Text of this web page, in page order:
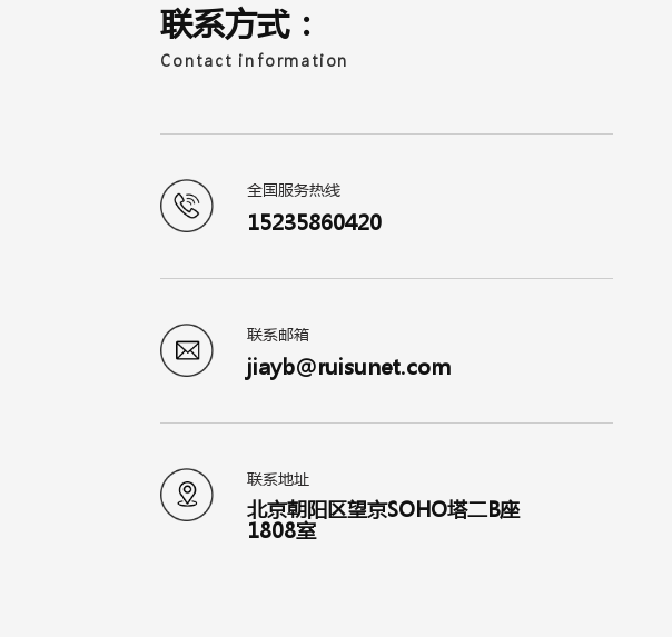
联系方式：
Contact information
全国服务热线
15235860420
联系邮箱
jiayb@ruisunet.com
联系地址
北京朝阳区望京SOHO塔二B座
1808室